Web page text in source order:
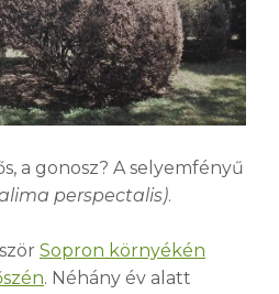
a gonosz? A selyemfényű
perspectalis).
Sopron környékén
. Néhány év alatt